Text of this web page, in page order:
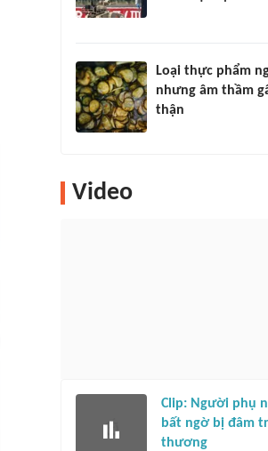
Loại thực phẩm
nhưng âm thầm
thận
Video
Clip: Người phụ
bất ngờ bị đâm
thương